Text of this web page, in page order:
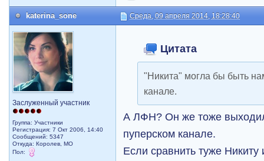
katerina_sone Среда, 09 апреля 2014, 18:28:40
Заслуженный участник
Группа: Участники
Регистрация: 7 Окт 2006, 14:40
Сообщений: 5347
Откуда: Королев, МО
Пол:
Цитата
"Никита" могла бы быть
канале.
А ЛФН? Он же тоже
пуперском канале.
Если сравнить туже